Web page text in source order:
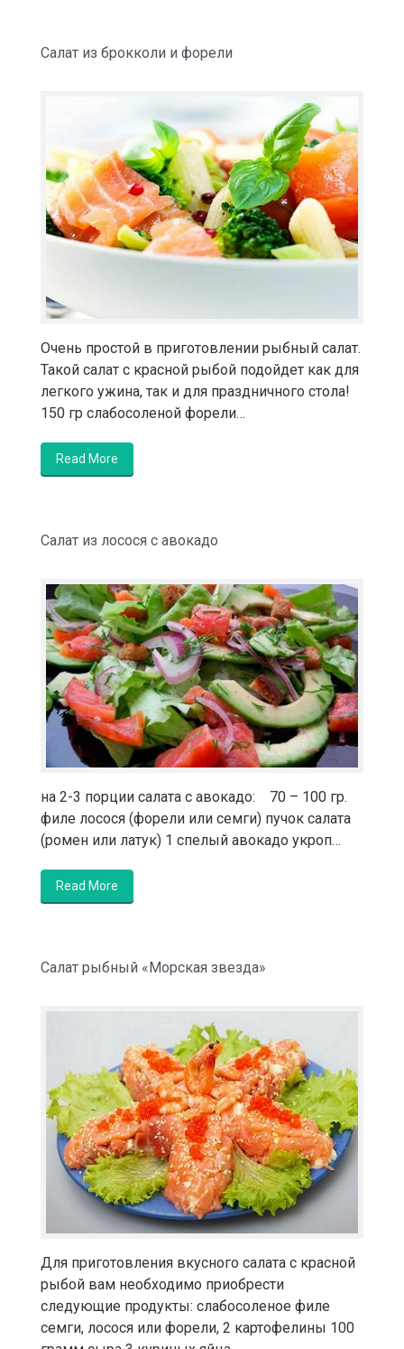
Салат из брокколи и форели
Очень простой в приготовлении рыбный салат.
Такой салат с красной рыбой подойдет как для
легкого ужина, так и для праздничного стола!
150 гр слабосоленой форели…
Read More
Салат из лосося с авокадо
на 2-3 порции салата с авокадо: 70 – 100 гр.
филе лосося (форели или семги) пучок салата
(ромен или латук) 1 спелый авокадо укроп…
Read More
Салат рыбный «Морская звезда»
Для приготовления вкусного салата с красной
рыбой вам необходимо приобрести
следующие продукты: слабосоленое филе
семги, лосося или форели, 2 картофелины 100